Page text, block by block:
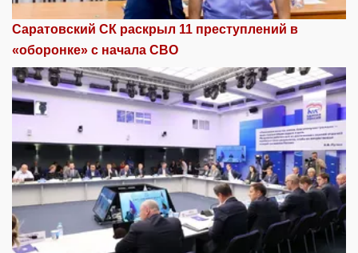
Саратовский СК раскрыл 11 преступлений в
«оборонке» с начала СВО